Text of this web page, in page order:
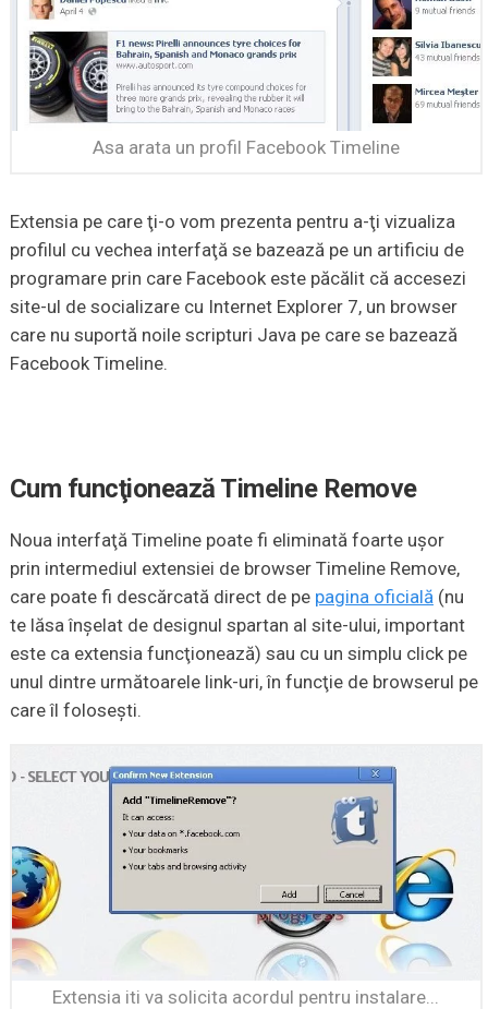
Asa arata un profil Facebook Timeline
Extensia pe care ţi-o vom prezenta pentru a-ţi vizualiza
profilul cu vechea interfaţă se bazează pe un artificiu de
programare prin care Facebook este păcălit că accesezi
site-ul de socializare cu Internet Explorer 7, un browser
care nu suportă noile scripturi Java pe care se bazează
Facebook Timeline.
Cum funcţionează Timeline Remove
Noua interfaţă Timeline poate fi eliminată foarte uşor
prin intermediul extensiei de browser Timeline Remove,
care poate fi descărcată direct de pe pagina oficială (nu
te lăsa înşelat de designul spartan al site-ului, important
este ca extensia funcţionează) sau cu un simplu click pe
unul dintre următoarele link-uri, în funcţie de browserul pe
care îl foloseşti.
Extensia iti va solicita acordul pentru instalare...